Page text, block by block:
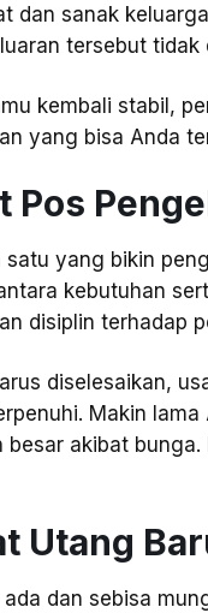
dan sanak
tersebut tidak
kembali stabil,
yang bisa Anda
Pos
yang bikin
kebutuhan
disiplin terhadap
diselesaikan,
Makin
akibat
Utang
dan sebisa